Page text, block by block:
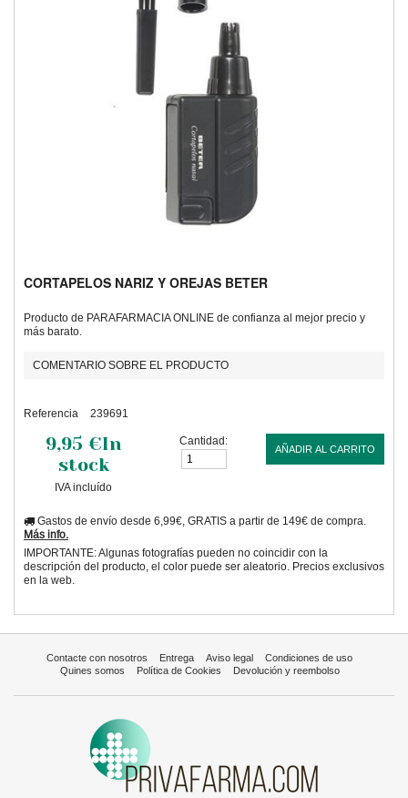
CORTAPELOS NARIZ Y OREJAS BETER
Producto de PARAFARMACIA ONLINE de confianza al mejor precio y
más barato.
COMENTARIO SOBRE EL PRODUCTO
Referencia 239691
9,95 €In
stock
IVA incluído
Cantidad:
AÑADIR AL CARRITO
Gastos de envío desde 6,99€, GRATIS a partir de 149€ de compra.
Más info.
IMPORTANTE: Algunas fotografías pueden no coincidir con la
descripción del producto, el color puede ser aleatorio. Precios exclusivos
en la web.
Contacte con nosotros Entrega Aviso legal
Condiciones de uso
Quines somos
Política de Cookies Devolución y reembolso